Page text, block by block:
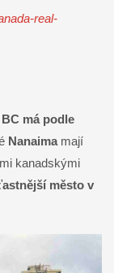
real-
má podle
Nanaimamají
kanadskými
město v